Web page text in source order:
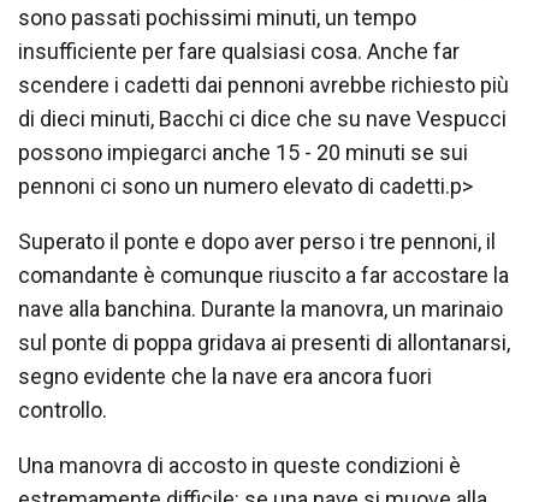
sono passati pochissimi minuti, un tempo
insufficiente per fare qualsiasi cosa. Anche far
scendere i cadetti dai pennoni avrebbe richiesto più
di dieci minuti, Bacchi ci dice che su nave Vespucci
possono impiegarci anche 15 - 20 minuti se sui
pennoni ci sono un numero elevato di cadetti.p>
Superato il ponte e dopo aver perso i tre pennoni, il
comandante è comunque riuscito a far accostare la
nave alla banchina. Durante la manovra, un marinaio
sul ponte di poppa gridava ai presenti di allontanarsi,
segno evidente che la nave era ancora fuori
controllo.
Una manovra di accosto in queste condizioni è